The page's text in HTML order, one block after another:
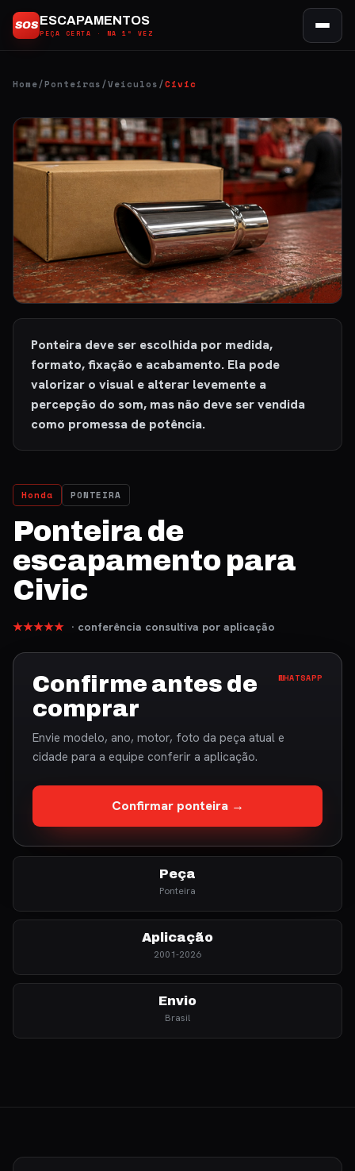
paraSOS ESCAPAMENTOS
PEÇA CERTA · NA 1ª VEZ
Home/Ponteiras/Veículos/Civic
Ponteira deve ser escolhida por medida,
formato, fixação e acabamento. Ela pode
valorizar o visual e alterar levemente a
percepção do som, mas não deve ser vendida
como promessa de potência.
Honda PONTEIRA
Ponteira de
escapamento para
Civic
★★★★★ · conferência consultiva por aplicação
Confirme antes de
comprar
WHATSAPP
Envie modelo, ano, motor, foto da peça atual e
cidade para a equipe conferir a aplicação.
Confirmar ponteira →
Peça
Ponteira
Aplicação
2001-2026
Envio
Brasil